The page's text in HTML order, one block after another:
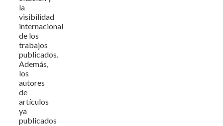
la
visibilidad
internacional
de los
trabajos
publicados.
Además,
los
autores
de
artículos
ya
publicados